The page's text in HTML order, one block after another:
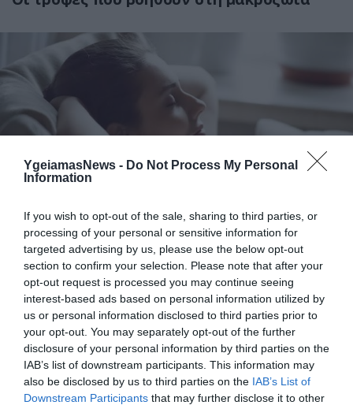
YgeiamasNews - Do Not Process My Personal
Information
If you wish to opt-out of the sale, sharing to third parties, or
processing of your personal or sensitive information for
targeted advertising by us, please use the below opt-out
section to confirm your selection. Please note that after your
opt-out request is processed you may continue seeing
interest-based ads based on personal information utilized by
us or personal information disclosed to third parties prior to
your opt-out. You may separately opt-out of the further
disclosure of your personal information by third parties on the
IAB’s list of downstream participants. This information may
also be disclosed by us to third parties on the IAB’s List of
Downstream Participants that may further disclose it to other
31.07.2026 15:05
και μπορεί να προειδοποιεί για
καρδιοπάθεια